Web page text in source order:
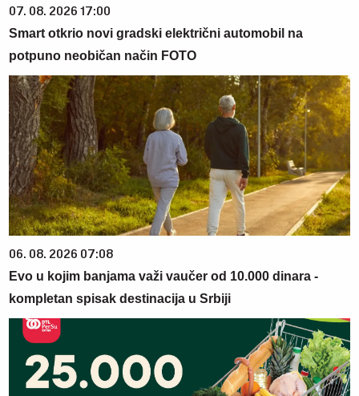
07. 08. 2026 17:00
Smart otkrio novi gradski električni automobil na
potpuno neobičan način FOTO
06. 08. 2026 07:08
Evo u kojim banjama važi vaučer od 10.000 dinara -
kompletan spisak destinacija u Srbiji